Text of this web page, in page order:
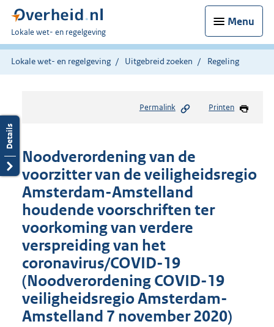
Menu
U
bent
hier:
Lokale wet- en regelgeving
Lokale wet- en regelgeving Uitgebreid zoeken Regeling
Permalink Printen
Noodverordening van de
voorzitter van de veiligheidsregio
Amsterdam-Amstelland
houdende voorschriften ter
voorkoming van verdere
verspreiding van het
coronavirus/COVID-19
(Noodverordening COVID-19
veiligheidsregio Amsterdam-
Amstelland 7 november 2020)